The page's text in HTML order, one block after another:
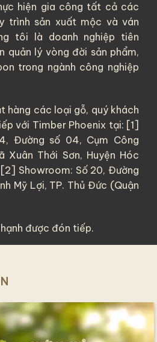
hiện gia công tất cả các
trình sản xuất mộc và ván
tôi là doanh nghiệp tiên
quản lý vòng đời sản phẩm,
trong ngành công nghiệp
hàng các loại gỗ, quý khách
với Timber Phoenix tại: [1]
Đường số 04, Cụm Công
Xuân Thới Sơn, Huyện Hóc
[2] Showroom: Số 20, Đường
Mỹ Lợi, TP. Thủ Đức (Quận
được đón tiếp.